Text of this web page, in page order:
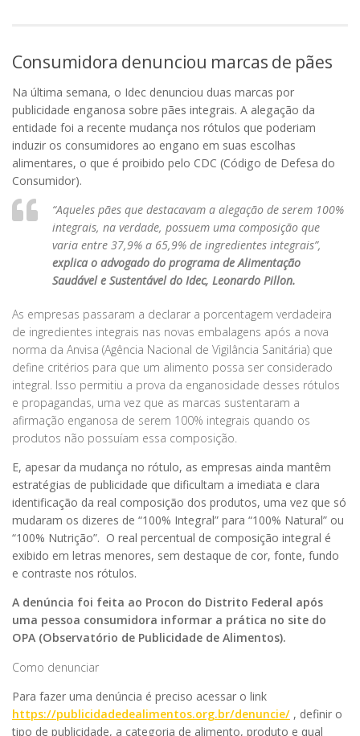
Consumidora denunciou marcas de pães
Na última semana, o Idec denunciou duas marcas por
publicidade enganosa sobre pães integrais. A alegação da
entidade foi a recente mudança nos rótulos que poderiam
induzir os consumidores ao engano em suas escolhas
alimentares, o que é proibido pelo CDC (Código de Defesa do
Consumidor).
“Aqueles pães que destacavam a alegação de serem 100%
integrais, na verdade, possuem uma composição que
varia entre 37,9% a 65,9% de ingredientes integrais”,
explica o advogado do programa de Alimentação
Saudável e Sustentável do Idec, Leonardo Pillon.
As empresas passaram a declarar a porcentagem verdadeira
de ingredientes integrais nas novas embalagens após a nova
norma da Anvisa (Agência Nacional de Vigilância Sanitária) que
define critérios para que um alimento possa ser considerado
integral. Isso permitiu a prova da enganosidade desses rótulos
e propagandas, uma vez que as marcas sustentaram a
afirmação enganosa de serem 100% integrais quando os
produtos não possuíam essa composição.
E, apesar da mudança no rótulo, as empresas ainda mantêm
estratégias de publicidade que dificultam a imediata e clara
identificação da real composição dos produtos, uma vez que só
mudaram os dizeres de “100% Integral” para “100% Natural” ou
“100% Nutrição”. O real percentual de composição integral é
exibido em letras menores, sem destaque de cor, fonte, fundo
e contraste nos rótulos.
A denúncia foi feita ao Procon do Distrito Federal após
uma pessoa consumidora informar a prática no site do
OPA (Observatório de Publicidade de Alimentos).
Como denunciar
Para fazer uma denúncia é preciso acessar o link
https://publicidadedealimentos.org.br/denuncie/ , definir o
tipo de publicidade, a categoria de alimento, produto e qual